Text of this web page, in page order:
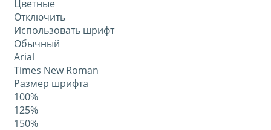
Цветные
Отключить
Использовать шрифт
Обычный
Arial
Times New Roman
Размер шрифта
100%
125%
150%